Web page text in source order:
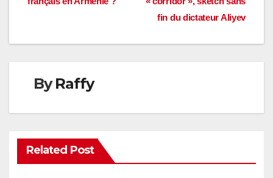
fin du dictateur Aliyev
ByRaffy
Related Post